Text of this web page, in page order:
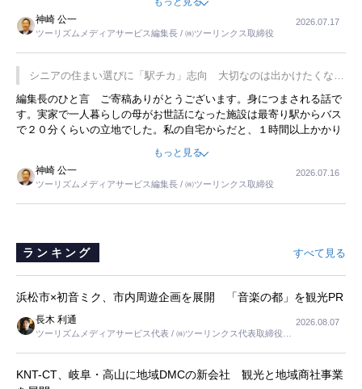
した。プレゼンも巧みで、今でも思い出すことが２つあります。一つ
は、従業員に東京ディズニーランドを見学させ、サービス業、接客業
の何かを理解してもらっていることです。 もう一つは1800円もする
プレミアムヨーグルトを販売するにあたり、社内に懸念もあったそう
です。永井社長は、駐車場に都内ナンバーの高級外車が停まっている
ことに目をつけ、高級商品でも売れると確信したそうです。今回の記
事を懐かしく読みました。
神崎 公一
ツーリズムメディアサービス編集長 / ㈱ツーリンクス取締役
2026.07.17
シニアの住まい選びに「駅チカ」志向 大切なのは出かけたくなる
暮らし
編集長のひと言 ご寄稿ありがとうございます。身につまされる話で
す。実家で一人暮らしの母がお世話になった施設は最寄り駅からバス
で２０分くらいの立地でした。私の自宅からだと、１時間以上かかり
ました。母の住まいから近いという理由で、その施設を選択したので
すが、私と妹にとっては、半日仕事ででした。シニアの住まい選び
は、当人だけではなく、世話をする家族の足の便も考えない外池ない
と思いました。
もっと見る
神崎 公一
ツーリズムメディアサービス編集長 / ㈱ツーリンクス取締役
2026.07.16
ランキング すべて見る
浜松市×初音ミク、市内周遊企画を展開 「音楽の都」を観光PR
長木 利通
ツーリズムメディアサービス代表 / ㈱ツーリンクス代表取締役社
2026.08.07
KNT-CT、岐阜・高山に地域DMCの新会社 観光と地域商社事業